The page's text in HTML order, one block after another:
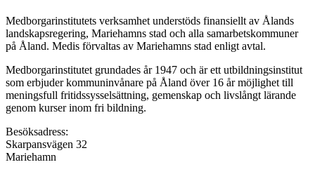
Medborgarinstitutets verksamhet understöds finansiellt av Ålands
landskapsregering, Mariehamns stad och alla samarbetskommuner
på Åland. Medis förvaltas av Mariehamns stad enligt avtal.
Medborgarinstitutet grundades år 1947 och är ett utbildningsinstitut
som erbjuder kommuninvånare på Åland över 16 år möjlighet till
meningsfull fritidssysselsättning, gemenskap och livslångt lärande
genom kurser inom fri bildning.
Besöksadress:
Skarpansvägen 32
Mariehamn